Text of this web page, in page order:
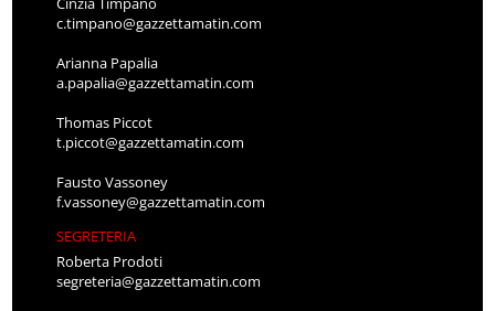
c.timpano@gazzettamatin.com
Arianna Papalia
a.papalia@gazzettamatin.com
Thomas Piccot
t.piccot@gazzettamatin.com
Fausto Vassoney
f.vassoney@gazzettamatin.com
SEGRETERIA
Roberta Prodoti
segreteria@gazzettamatin.com